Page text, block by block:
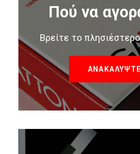
Πού να
Βρείτε το
ΑΝΑΚΑΛΥΨΤΕ